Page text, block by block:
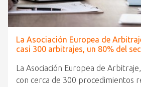
La Asociación Europea de
casi 300 arbitrajes, un 80% del
La Asociación Europea de
con cerca de 300 procedimientos